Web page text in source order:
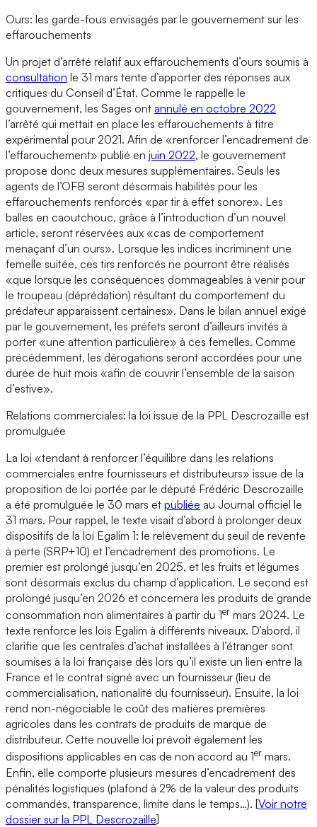
Ours: les garde-fous envisagés par le gouvernement sur les
effarouchements
Un projet d’arrêté relatif aux effarouchements d’ours soumis à
consultation le 31 mars tente d’apporter des réponses aux
critiques du Conseil d’État. Comme le rappelle le
gouvernement, les Sages ont annulé en octobre 2022
l’arrêté qui mettait en place les effarouchements à titre
expérimental pour 2021. Afin de «renforcer l’encadrement de
l’effarouchement» publié en juin 2022, le gouvernement
propose donc deux mesures supplémentaires. Seuls les
agents de l’OFB seront désormais habilités pour les
effarouchements renforcés «par tir à effet sonore». Les
balles en caoutchouc, grâce à l’introduction d’un nouvel
article, seront réservées aux «cas de comportement
menaçant d’un ours». Lorsque les indices incriminent une
femelle suitée, ces tirs renforcés ne pourront être réalisés
«que lorsque les conséquences dommageables à venir pour
le troupeau (déprédation) résultant du comportement du
prédateur apparaissent certaines». Dans le bilan annuel exigé
par le gouvernement, les préfets seront d’ailleurs invités à
porter «une attention particulière» à ces femelles. Comme
précédemment, les dérogations seront accordées pour une
durée de huit mois «afin de couvrir l’ensemble de la saison
d’estive».
Relations commerciales: la loi issue de la PPL Descrozaille est
promulguée
La loi «tendant à renforcer l’équilibre dans les relations
commerciales entre fournisseurs et distributeurs» issue de la
proposition de loi portée par le député Frédéric Descrozaille
a été promulguée le 30 mars et publiée au Journal officiel le
31 mars. Pour rappel, le texte visait d’abord à prolonger deux
dispositifs de la loi Egalim 1: le relèvement du seuil de revente
à perte (SRP+10) et l’encadrement des promotions. Le
premier est prolongé jusqu’en 2025, et les fruits et légumes
sont désormais exclus du champ d’application. Le second est
prolongé jusqu’en 2026 et concernera les produits de grande
consommation non alimentaires à partir du 1er mars 2024. Le
texte renforce les lois Egalim à différents niveaux. D’abord, il
clarifie que les centrales d’achat installées à l’étranger sont
soumises à la loi française dès lors qu’il existe un lien entre la
France et le contrat signé avec un fournisseur (lieu de
commercialisation, nationalité du fournisseur). Ensuite, la loi
rend non-négociable le coût des matières premières
agricoles dans les contrats de produits de marque de
distributeur. Cette nouvelle loi prévoit également les
dispositions applicables en cas de non accord au 1er mars.
Enfin, elle comporte plusieurs mesures d’encadrement des
pénalités logistiques (plafond à 2% de la valeur des produits
commandés, transparence, limite dans le temps…). [Voir notre
dossier sur la PPL Descrozaille]